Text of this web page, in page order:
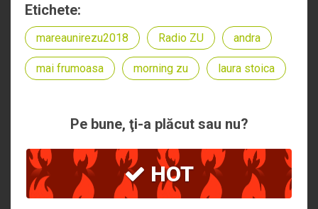
Etichete:
mareaunirezu2018 Radio ZU andra
mai frumoasa morning zu laura stoica
Pe bune, ţi-a plăcut sau nu?
HOT